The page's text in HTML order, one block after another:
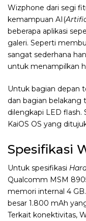
Wizphone dari segi
kemampuan AI(
beberapa aplikasi
galeri. Seperti
sangat sederhana
untuk menampilkan
Untuk bagian depan
dan bagian belakang
dilengkapi LED flash.
KaiOS OS yang
Spesifikasi
Untuk spesifikasi
Qualcomm MSM
memori internal 4
besar 1.800 mAh
Terkait konektivitas,